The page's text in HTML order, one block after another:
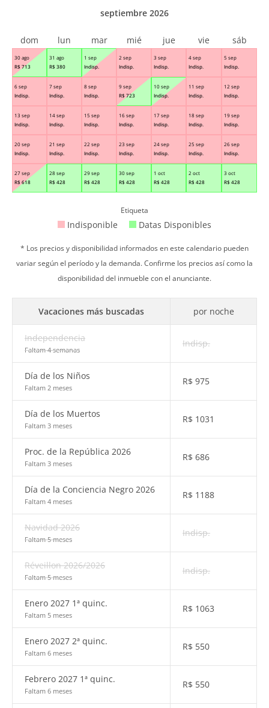
30 ago
R$ 713
31 ago
R$ 380
1 sep
Indisp.
2 sep
Indisp.
3 sep
Indisp.
4 sep
Indisp.
5 sep
Indisp.
6 sep
Indisp.
7 sep
Indisp.
8 sep
Indisp.
9 sep
R$ 723
10 sep
Indisp.
11 sep
Indisp.
12 sep
Indisp.
13 sep
Indisp.
14 sep
Indisp.
15 sep
Indisp.
16 sep
Indisp.
17 sep
Indisp.
18 sep
Indisp.
19 sep
Indisp.
20 sep
Indisp.
21 sep
Indisp.
22 sep
Indisp.
23 sep
Indisp.
24 sep
Indisp.
25 sep
Indisp.
26 sep
Indisp.
27 sep
R$ 618
28 sep
R$ 428
29 sep
R$ 428
30 sep
R$ 428
1 oct
R$ 428
2 oct
R$ 428
3 oct
R$ 428
septiembre 2026
dom lun mar mié jue vie sáb
Etiqueta
Indisponible Datas Disponibles
* Los precios y disponibilidad informados en este calendario pueden
variar según el período y la demanda. Confirme los precios así como la
disponibilidad del inmueble con el anunciante.
Vacaciones más buscadas por noche
Independencia
Faltam 4 semanas
Indisp.
Día de los Niños
Faltam 2 meses
R$ 975
Día de los Muertos
Faltam 3 meses
R$ 1031
Proc. de la República 2026
Faltam 3 meses
R$ 686
Día de la Conciencia Negro 2026
Faltam 4 meses
R$ 1188
Navidad 2026
Faltam 5 meses
Indisp.
Réveillon 2026/2026
Faltam 5 meses
Indisp.
Enero 2027 1ª quinc.
Faltam 5 meses
R$ 1063
Enero 2027 2ª quinc.
Faltam 6 meses
R$ 550
Febrero 2027 1ª quinc.
Faltam 6 meses
R$ 550